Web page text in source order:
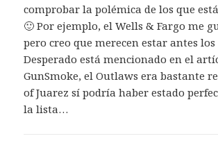
comprobar la polémica de los que
🙂 Por ejemplo, el Wells & Fargo me
pero creo que merecen estar antes los
Desperado está mencionado en el
GunSmoke, el Outlaws era bastante
of Juarez sí podría haber estado
la lista…